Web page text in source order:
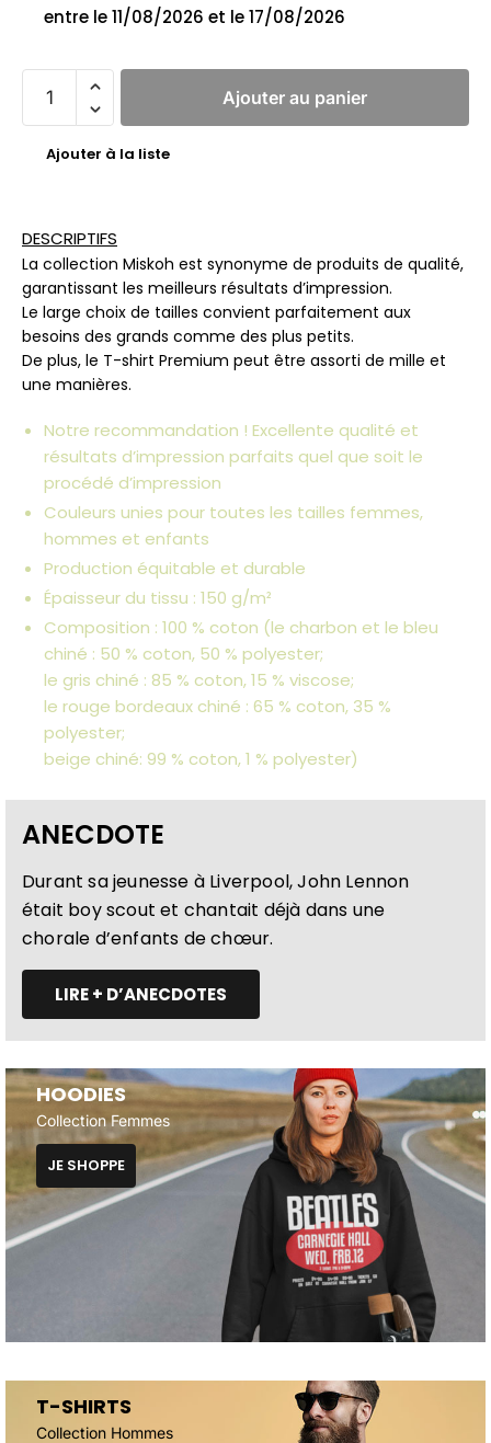
entre le 11/08/2026 et le 17/08/2026
Ajouter au panier
Ajouter à la liste
DESCRIPTIFS
La collection Miskoh est synonyme de produits de qualité,
garantissant les meilleurs résultats d’impression.
Le large choix de tailles convient parfaitement aux
besoins des grands comme des plus petits.
De plus, le T-shirt Premium peut être assorti de mille et
une manières.
Notre recommandation ! Excellente qualité et
résultats d’impression parfaits quel que soit le
procédé d’impression
Couleurs unies pour toutes les tailles femmes,
hommes et enfants
Production équitable et durable
Épaisseur du tissu : 150 g/m²
Composition : 100 % coton (le charbon et le bleu
chiné : 50 % coton, 50 % polyester;
le gris chiné : 85 % coton, 15 % viscose;
le rouge bordeaux chiné : 65 % coton, 35 %
polyester;
beige chiné: 99 % coton, 1 % polyester)
ANECDOTE
Durant sa jeunesse à Liverpool, John Lennon
était boy scout et chantait déjà dans une
chorale d’enfants de chœur.
LIRE + D’ANECDOTES
HOODIES
Collection Femmes
JE SHOPPE
T-SHIRTS
Collection Hommes